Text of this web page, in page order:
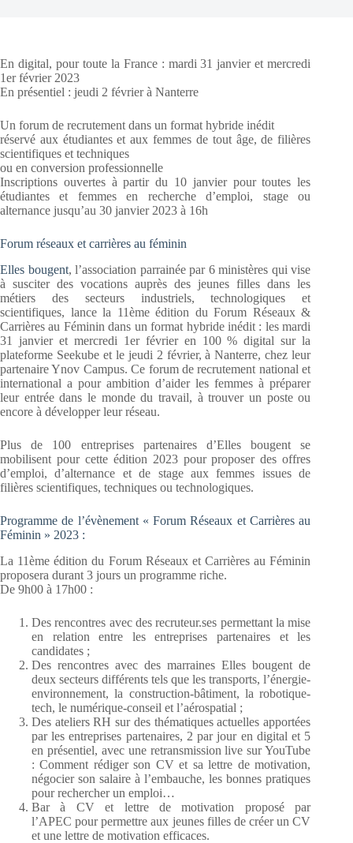
En digital, pour toute la France : mardi 31 janvier et mercredi
1er février 2023
En présentiel : jeudi 2 février à Nanterre
Un forum de recrutement dans un format hybride inédit
réservé aux étudiantes et aux femmes de tout âge, de filières
scientifiques et techniques
ou en conversion professionnelle
Inscriptions ouvertes à partir du 10 janvier pour toutes les
étudiantes et femmes en recherche d’emploi, stage ou
alternance jusqu’au 30 janvier 2023 à 16h
Forum réseaux et carrières au féminin
Elles bougent, l’association parrainée par 6 ministères qui vise
à susciter des vocations auprès des jeunes filles dans les
métiers des secteurs industriels, technologiques et
scientifiques, lance la 11ème édition du Forum Réseaux &
Carrières au Féminin dans un format hybride inédit : les mardi
31 janvier et mercredi 1er février en 100 % digital sur la
plateforme Seekube et le jeudi 2 février, à Nanterre, chez leur
partenaire Ynov Campus. Ce forum de recrutement national et
international a pour ambition d’aider les femmes à préparer
leur entrée dans le monde du travail, à trouver un poste ou
encore à développer leur réseau.
Plus de 100 entreprises partenaires d’Elles bougent se
mobilisent pour cette édition 2023 pour proposer des offres
d’emploi, d’alternance et de stage aux femmes issues de
filières scientifiques, techniques ou technologiques.
Programme de l’évènement « Forum Réseaux et Carrières au
Féminin » 2023 :
La 11ème édition du Forum Réseaux et Carrières au Féminin
proposera durant 3 jours un programme riche.
De 9h00 à 17h00 :
Des rencontres avec des recruteur.ses permettant la mise
en relation entre les entreprises partenaires et les
candidates ;
Des rencontres avec des marraines Elles bougent de
deux secteurs différents tels que les transports, l’énergie-
environnement, la construction-bâtiment, la robotique-
tech, le numérique-conseil et l’aérospatial ;
Des ateliers RH sur des thématiques actuelles apportées
par les entreprises partenaires, 2 par jour en digital et 5
en présentiel, avec une retransmission live sur YouTube
: Comment rédiger son CV et sa lettre de motivation,
négocier son salaire à l’embauche, les bonnes pratiques
pour rechercher un emploi…
Bar à CV et lettre de motivation proposé par
l’APEC pour permettre aux jeunes filles de créer un CV
et une lettre de motivation efficaces.